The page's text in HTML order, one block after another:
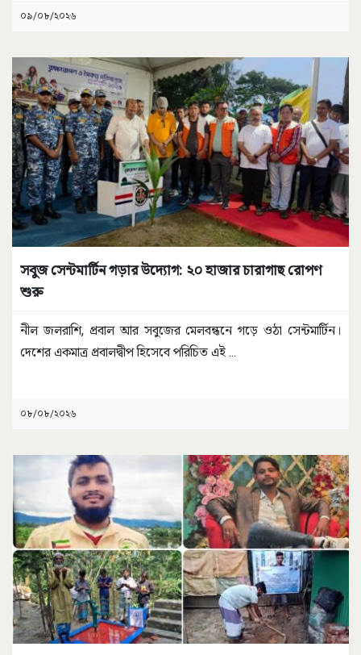
০৯/০৮/২০২৬
সবুজ সেন্টমার্টিন গড়ার উদ্যোগ: ২০ হাজার চারাগাছ রোপণ
শুরু
নীল জলরাশি, প্রবাল আর সবুজের মেলবন্ধনে গড়ে ওঠা সেন্টমার্টিন।
দেশের একমাত্র প্রবালদ্বীপ হিসেবে পরিচিত এই ...
০৮/০৮/২০২৬